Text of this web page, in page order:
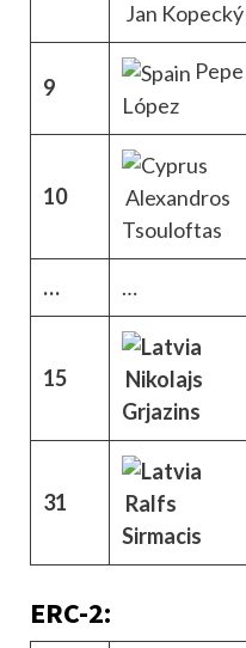
Jan Kopecký
9
Pepe
López
10
Alexandros
Tsouloftas
… …
15
Nikolajs
Grjazins
31
Ralfs
Sirmacis
ERC-2: